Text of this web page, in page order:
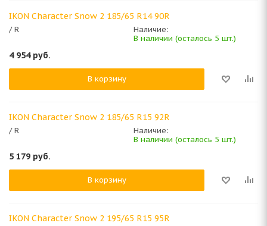
IKON Character Snow 2 185/65 R14 90R
/ R
Наличие:
В наличии (осталось 5 шт.)
4 954руб.
В корзину
IKON Character Snow 2 185/65 R15 92R
/ R
Наличие:
В наличии (осталось 5 шт.)
5 179 руб.
В корзину
IKON Character Snow 2 195/65 R15 95R